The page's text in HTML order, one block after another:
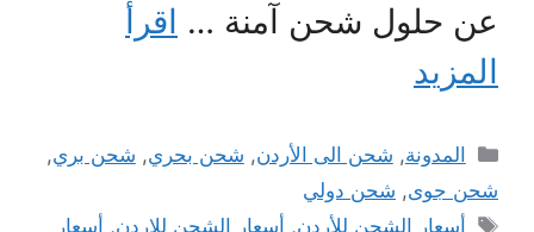
عن حلول شحن آمنة … اقرأ
المزيد
التصنيفات
المدونة, شحن الى الأردن, شحن بحري, شحن بري,
شحن جوى, شحن دولي
الوسوم
أسعار الشحن للأردن, أسعار الشحن للاردن, أسعار